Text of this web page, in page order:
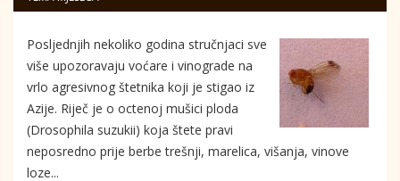
Posljednjih nekoliko godina stručnjaci sve
više upozoravaju voćare i vinograde na
vrlo agresivnog štetnika koji je stigao iz
Azije. Riječ je o octenoj mušici ploda
(Drosophila suzukii) koja štete pravi
neposredno prije berbe trešnji, marelica, višanja, vinove
loze...